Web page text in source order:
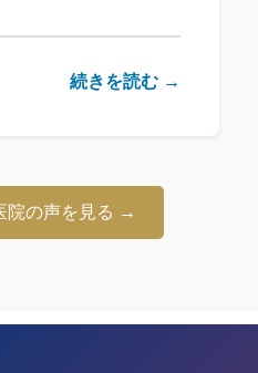
続きを読む →
院の声を見る →